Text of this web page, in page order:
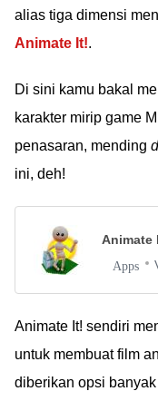
alias tiga dimensi
Animate It!.
Di sini kamu bakal
karakter mirip game
penasaran, mending
ini, deh!
Animate
Apps
Animate It! sendiri
untuk membuat film
diberikan opsi